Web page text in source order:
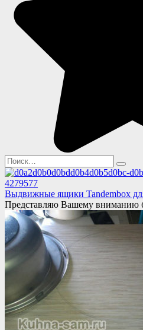
Search
for:
Выдвижные ящики Tandembox
Представляю Вашему вниманию